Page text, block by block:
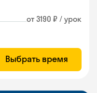
от 3190 ₽ / урок
Выбрать время